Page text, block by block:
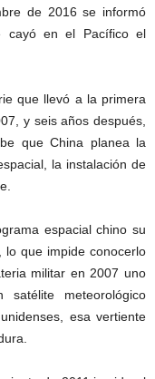
de 2016 se informó
cayó en el Pacífico el
que llevó a la primera
y seis años después,
que China planea la
la instalación de
espacial chino su
que impide conocerlo
militar en 2007 uno
meteorológico
esa vertiente